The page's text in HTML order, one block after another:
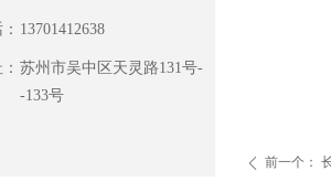
13701412638
苏州市吴中区天灵路131号-
-133号
ꄴ 前一个：